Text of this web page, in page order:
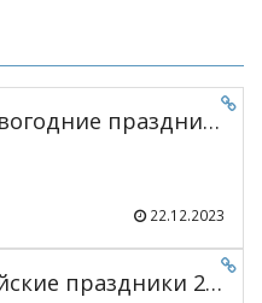
График работы на Новогодние праздники 2024
22.12.2023
График работы на майские праздники 2022